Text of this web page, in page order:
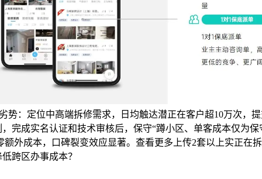
势：定位中高端拆修需求，日均触达潜正在客户超10万次，
完成实名认证和技术审核后，保守“蹲小区、单客成本仅为保
额外成本，口碑裂变效应显著。查看更多上传2套以上实正在
跨区办事成本？